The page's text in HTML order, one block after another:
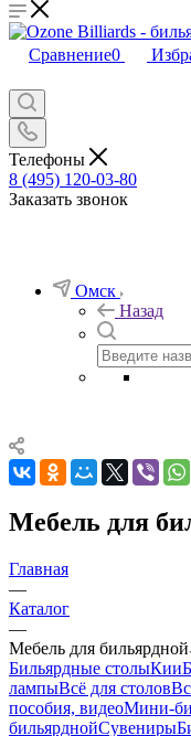
Сравнение0
Телефоны
8 (495) 120-03-80
Заказать звонок
Омск
Назад
Мебель для
Главная
—
Каталог
—
Мебель для бильярдной
Бильярдные столыКии
лампыВсё для столов
пособия, видеоМини-
бильярднойСувениры